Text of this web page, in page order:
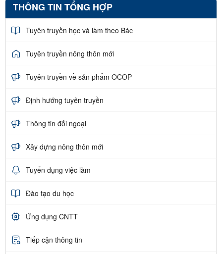
THÔNG TIN TỔNG HỢP
Tuyên truyền học và làm theo Bác
Tuyên truyền nông thôn mới
Tuyên truyền về sản phẩm OCOP
Định hướng tuyên truyền
Thông tin đối ngoại
Xây dựng nông thôn mới
Tuyển dụng việc làm
Đào tạo du học
Ứng dụng CNTT
Tiếp cận thông tin